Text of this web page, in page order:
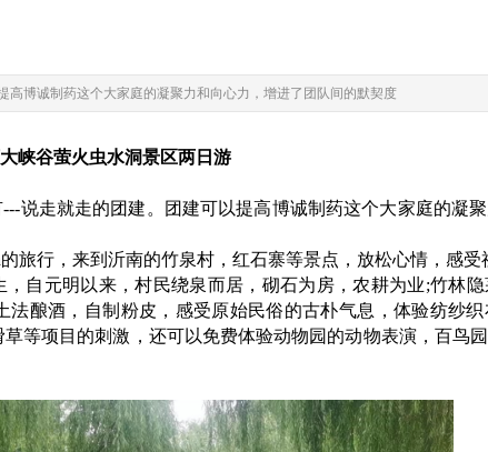
博诚制药这个大家庭的凝聚力和向心力，增进了团队间的默契度
峡谷萤火虫水洞景区两日游
走就走的团建。团建可以提高博诚制药这个大家庭的凝
行，来到沂南的竹泉村，红石寨等景点，放松心情，感受
元明以来，村民绕泉而居，砌石为房，农耕为业;竹林
酿酒，自制粉皮，感受原始民俗的古朴气息，体验纺纱
等项目的刺激，还可以免费体验动物园的动物表演，百鸟